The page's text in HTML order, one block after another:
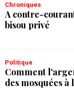
Chroniques
A contre-
bisou privé
Politique
Comment
des mosquées